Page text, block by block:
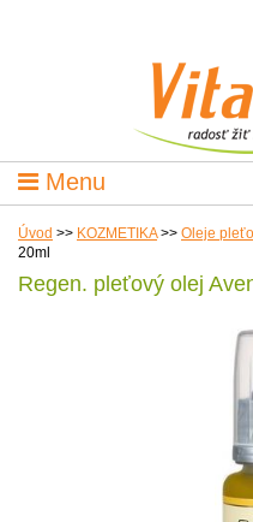
Menu
Úvod >> KOZMETIKA >> Oleje
20ml
Regen. pleťový olej